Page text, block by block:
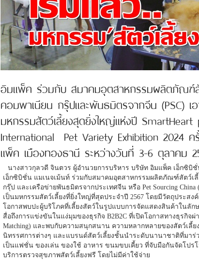
อิมแพ็ค ร่วมกับ สมาคมอุตสาหกรรมผลิตภัณฑ์
คอมพาเนียน กรุ๊ปและพันธมิตรจากจีน (PSC) เ
มหกรรมสัตว์เลี้ยงสุดยิ่งใหญ่แห่งปี SmartHeart
International Pet Variety Exhibition
แพ็ค เมืองทองธานี ระหว่างวันที่ 3-6 ตุลาคม
นางสาวกุลวดี จินตวร ผู้อำนวยการบริหาร บริษัท อิมแพ็ค เอ็กซิบิ
เอ็กซิบิชั่น แมเนจเม้นท์ ร่วมกับสมาคมอุตสาหกรรมผลิตภัณฑ์สัตว์เ
กรุ๊ป และเครือข่ายพันธมิตรจากประเทศจีน หรือ Pet Sourcing
เป็นมหกรรมสัตว์เลี้ยงที่ยิ่งใหญ่ที่สุดประจำปี 2567 โดยมีวัตถุประสง
โอกาสพบปะผู้บริโภคที่เลี้ยงสัตว์ในรูปแบบการจัดแสดงสินค้าในลัก
สื่อถึงการแข่งขันในแง่มุมของธุรกิจ B2B2C ที่เปิดโอกาสทางธุรกิจผ่
Matching) และพบกับความสนุกสนาน ความหลากหลายของสัตว์เลี้
นิทรรศการต่างๆ และแบรนด์สัตว์เลี้ยงชั้นนำระดับนานาชาติที่มาร่
เป็นแฟชั่น ของเล่น ของใช้ อาหาร ขนมขบเคี้ยว ที่จับมือกันจัดโปร
บริการตรวจสุขภาพสัตว์เลี้ยงฟรี โดยไม่มีค่าใช้จ่าย